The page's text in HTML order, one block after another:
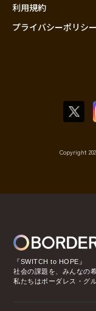
利用規約
プライバシーポリシー
Copyright
『SWITCH to HOPE』
社会の課題を、みんなの
私たちはボーダレス・グ